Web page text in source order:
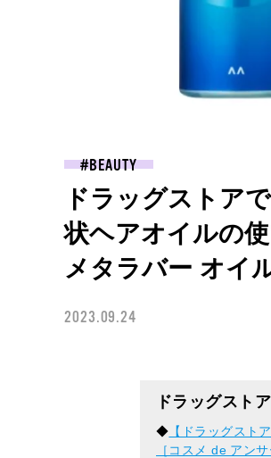
BEAUTY
ドラッグストア
状ヘアオイルの
メタラバー オイ
2023.09.24
ドラッグスト
◆ 【ドラッグスト
［コスメ de アン